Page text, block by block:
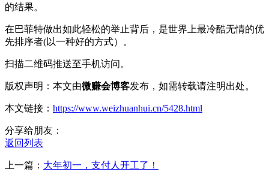
的结果。
在巴菲特做出如此轻松的举止背后，是世界上最冷酷无情的优
先排序者(以一种好的方式）。
扫描二维码推送至手机访问。
版权声明：本文由微赚会博客发布，如需转载请注明出处。
本文链接： https://www.weizhuanhui.cn/5428.html
分享给朋友：
返回列表
上一篇： 大年初一，支付人开工了！